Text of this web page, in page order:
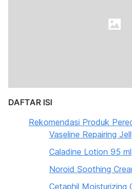
DAFTAR ISI
Rekomendasi Produk
Vaseline Repairing
Caladine Lotion 95 ml
Noroid Soothing
Cetaphil Moisturizing